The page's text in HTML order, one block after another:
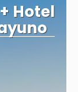
Hotel